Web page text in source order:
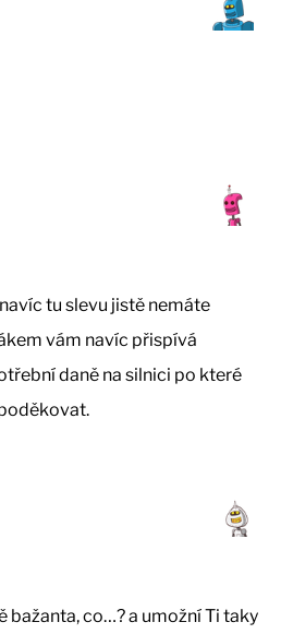
tu slevu jistě nemáte
vám navíc přispívá
daně na silnici po které
bažanta, co…? a umožní Ti taky